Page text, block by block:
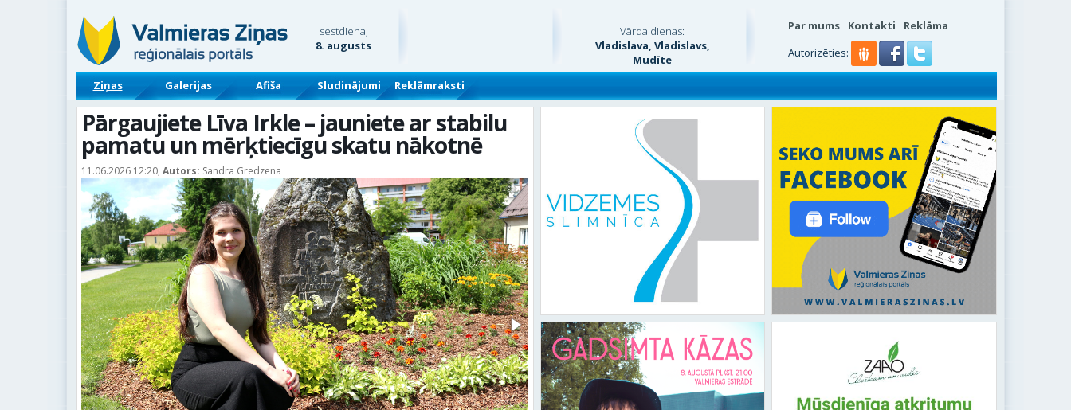
sestdiena,
8. augusts
Vārda dienas:
Vladislava, Vladislavs,
Mudīte
Par mums Kontakti
Reklāma
Autorizēties:
Ziņas Galerijas Afiša Sludinājumi Reklāmraksti
Pārgaujiete Līva Irkle – jauniete ar stabilu
pamatu un mērķtiecīgu skatu nākotnē
11.06.2026 12:20, Autors: Sandra Gredzena